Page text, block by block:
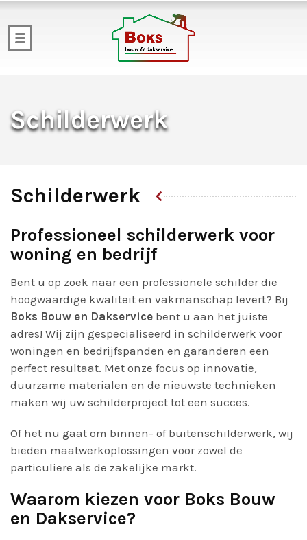
Schilderwerk
Schilderwerk
Professioneel schilderwerk voor
woning en bedrijf
Bent u op zoek naar een professionele schilder die
hoogwaardige kwaliteit en vakmanschap levert? Bij
Boks Bouw en Dakservice bent u aan het juiste
adres! Wij zijn gespecialiseerd in schilderwerk voor
woningen en bedrijfspanden en garanderen een
perfect resultaat. Met onze focus op innovatie,
duurzame materialen en de nieuwste technieken
maken wij uw schilderproject tot een succes.
Of het nu gaat om binnen- of buitenschilderwerk, wij
bieden maatwerkoplossingen voor zowel de
particuliere als de zakelijke markt.
Waarom kiezen voor Boks Bouw
en Dakservice?